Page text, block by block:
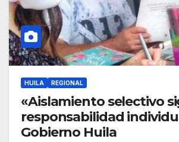
HUILA REGIONAL
«Aislamiento selectivo
responsabilidad
Gobierno Huila